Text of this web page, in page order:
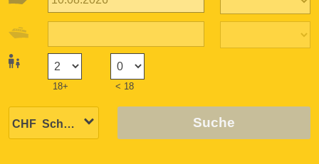
18+ < 18
Suche